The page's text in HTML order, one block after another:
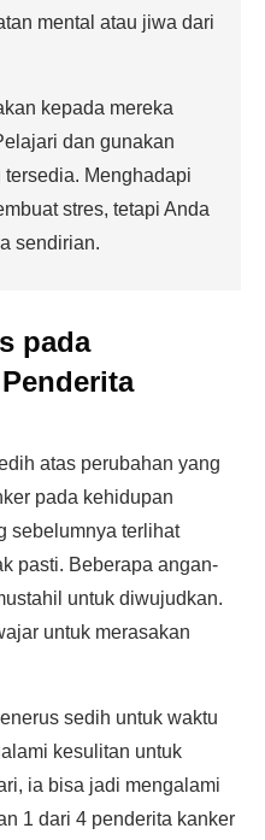
mental atau jiwa dari
kepada mereka
dan gunakan
Menghadapi
stres, tetapi Anda
sendirian.
pada
atas perubahan yang
pada kehidupan
sebelumnya terlihat
pasti. Beberapa angan-
untuk diwujudkan.
untuk merasakan
sedih untuk waktu
kesulitan untuk
ia bisa jadi mengalami
1 dari 4 penderita kanker